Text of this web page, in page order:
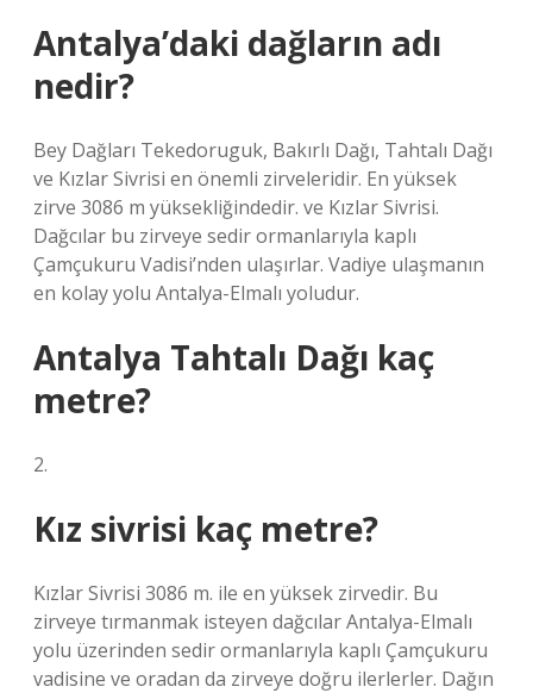
Antalya’daki dağların adı
nedir?
Bey Dağları Tekedoruguk, Bakırlı Dağı, Tahtalı Dağı
ve Kızlar Sivrisi en önemli zirveleridir. En yüksek
zirve 3086 m yüksekliğindedir. ve Kızlar Sivrisi.
Dağcılar bu zirveye sedir ormanlarıyla kaplı
Çamçukuru Vadisi’nden ulaşırlar. Vadiye ulaşmanın
en kolay yolu Antalya-Elmalı yoludur.
Antalya Tahtalı Dağı kaç
metre?
2.
Kız sivrisi kaç metre?
Kızlar Sivrisi 3086 m. ile en yüksek zirvedir. Bu
zirveye tırmanmak isteyen dağcılar Antalya-Elmalı
yolu üzerinden sedir ormanlarıyla kaplı Çamçukuru
vadisine ve oradan da zirveye doğru ilerlerler. Dağın